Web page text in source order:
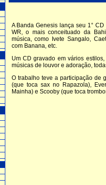
A Banda Genesis lança seu 1°
WR, o mais conceituado da
música, como Ivete Sangalo,
com Banana, etc.
Um CD gravado em vários
músicas de louvor e adoração,
O trabalho teve a participação de
(que toca sax no Rapazola),
Mainha) e Scooby (que toca